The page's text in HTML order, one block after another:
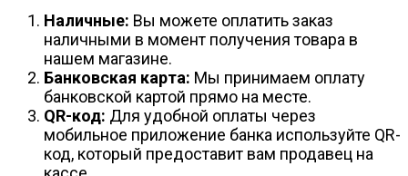
Наличные: Вы можете оплатить заказ
наличными в момент получения товара в
нашем магазине.
Банковская карта: Мы принимаем оплату
банковской картой прямо на месте.
QR-код: Для удобной оплаты через
мобильное приложение банка используйте QR-
код, который предоставит вам продавец на